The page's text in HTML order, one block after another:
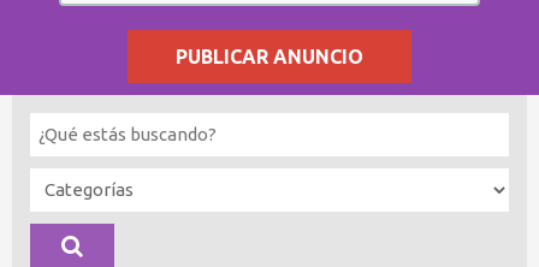
PUBLICAR ANUNCIO